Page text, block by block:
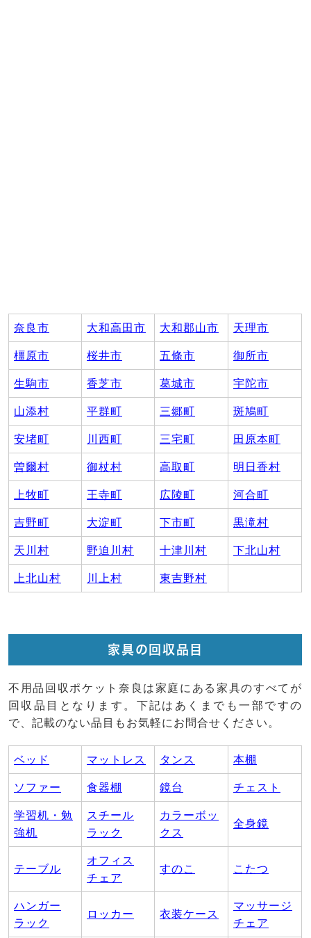
奈良市 大和高田市 大和郡山市 天理市
橿原市 桜井市 五條市 御所市
生駒市 香芝市 葛城市 宇陀市
山添村 平群町 三郷町 斑鳩町
安堵町 川西町 三宅町 田原本町
曽爾村 御杖村 高取町 明日香村
上牧町 王寺町 広陵町 河合町
吉野町 大淀町 下市町 黒滝村
天川村 野迫川村 十津川村 下北山村
上北山村 川上村 東吉野村
家具の回収品目
不用品回収ポケット奈良は家庭にある家具のすべてが
回収品目となります。下記はあくまでも一部ですの
で、記載のない品目もお気軽にお問合せください。
ベッド マットレス タンス 本棚
ソファー 食器棚 鏡台 チェスト
学習机・勉
強机
スチール
ラック
カラーボッ
クス
全身鏡
テーブル
オフィス
チェア
すのこ こたつ
ハンガー
ラック
ロッカー 衣装ケース
マッサージ
チェア